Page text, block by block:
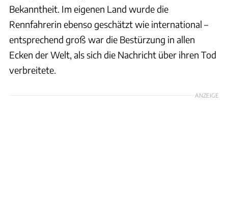
Bekanntheit. Im eigenen Land wurde die
Rennfahrerin ebenso geschätzt wie international –
entsprechend groß war die Bestürzung in allen
Ecken der Welt, als sich die Nachricht über ihren Tod
verbreitete.
ANZEIGE